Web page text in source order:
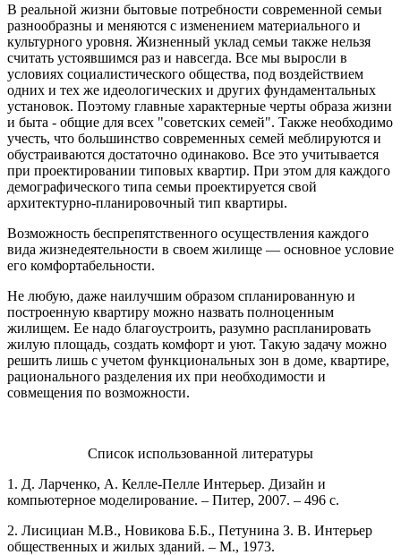
В реальной жизни бытовые потребности современной семьи
разнообразны и меняются с изменением материального и
культурного уровня. Жизненный уклад семьи также нельзя
считать устоявшимся раз и навсегда. Все мы выросли в
условиях социалистического общества, под воздействием
одних и тех же идеологических и других фундаментальных
установок. Поэтому главные характерные черты образа жизни
и быта - общие для всех "советских семей". Также необходимо
учесть, что большинство современных семей меблируются и
обустраиваются достаточно одинаково. Все это учитывается
при проектировании типовых квартир. При этом для каждого
демографического типа семьи проектируется свой
архитектурно-планировочный тип квартиры.
Возможность беспрепятственного осуществления каждого
вида жизнедеятельности в своем жилище — основное условие
его комфортабельности.
Не любую, даже наилучшим образом спланированную и
построенную квартиру можно назвать полноценным
жилищем. Ее надо благоустроить, разумно распланировать
жилую площадь, создать комфорт и уют. Такую задачу можно
решить лишь с учетом функциональных зон в доме, квартире,
рационального разделения их при необходимости и
совмещения по возможности.
Список использованной литературы
1. Д. Ларченко, А. Келле-Пелле Интерьер. Дизайн и
компьютерное моделирование. – Питер, 2007. – 496 с.
2. Лисициан М.В., Новикова Б.Б., Петунина З. В. Интерьер
общественных и жилых зданий. – М., 1973.